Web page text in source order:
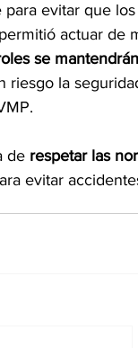
para evitar que
actuar de
se
la
de respetar las
evitar